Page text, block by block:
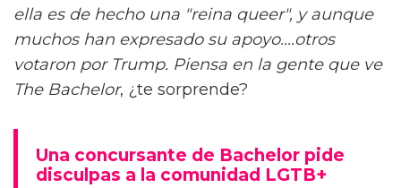
ella es de hecho una "reina queer", y aunque
muchos han expresado su apoyo....otros
votaron por Trump. Piensa en la gente que ve
The Bachelor, ¿te sorprende?
Una concursante de Bachelor pide
disculpas a la comunidad LGTB+